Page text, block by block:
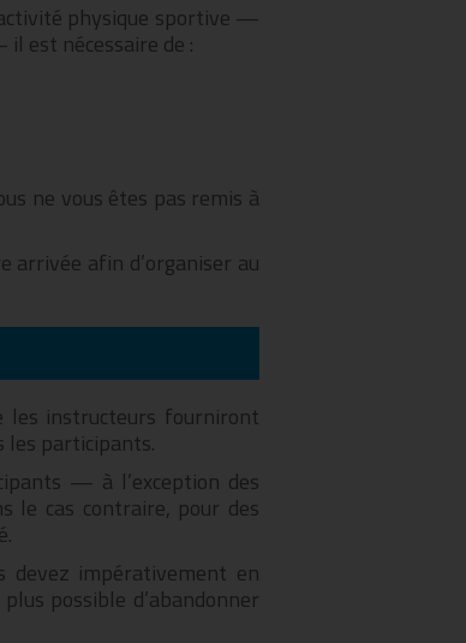
activité physique sportive —
est nécessaire de :
ne vous êtes pas remis à
afin d’organiser au
les instructeurs fourniront
les participants.
— à l’exception des
le cas contraire, pour des
devez impérativement en
possible d’abandonner